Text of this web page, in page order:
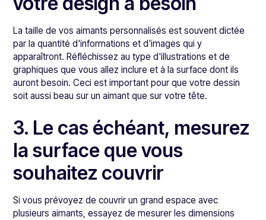
La taille de vos aimants personnalisés est souvent dictée
par la quantité d'informations et d'images qui y
apparaîtront. Réfléchissez au type d'illustrations et de
graphiques que vous allez inclure et à la surface dont ils
auront besoin. Ceci est important pour que votre dessin
soit aussi beau sur un aimant que sur votre tête.
3. Le cas échéant, mesurez
la surface que vous
souhaitez couvrir
Si vous prévoyez de couvrir un grand espace avec
plusieurs aimants, essayez de mesurer les dimensions